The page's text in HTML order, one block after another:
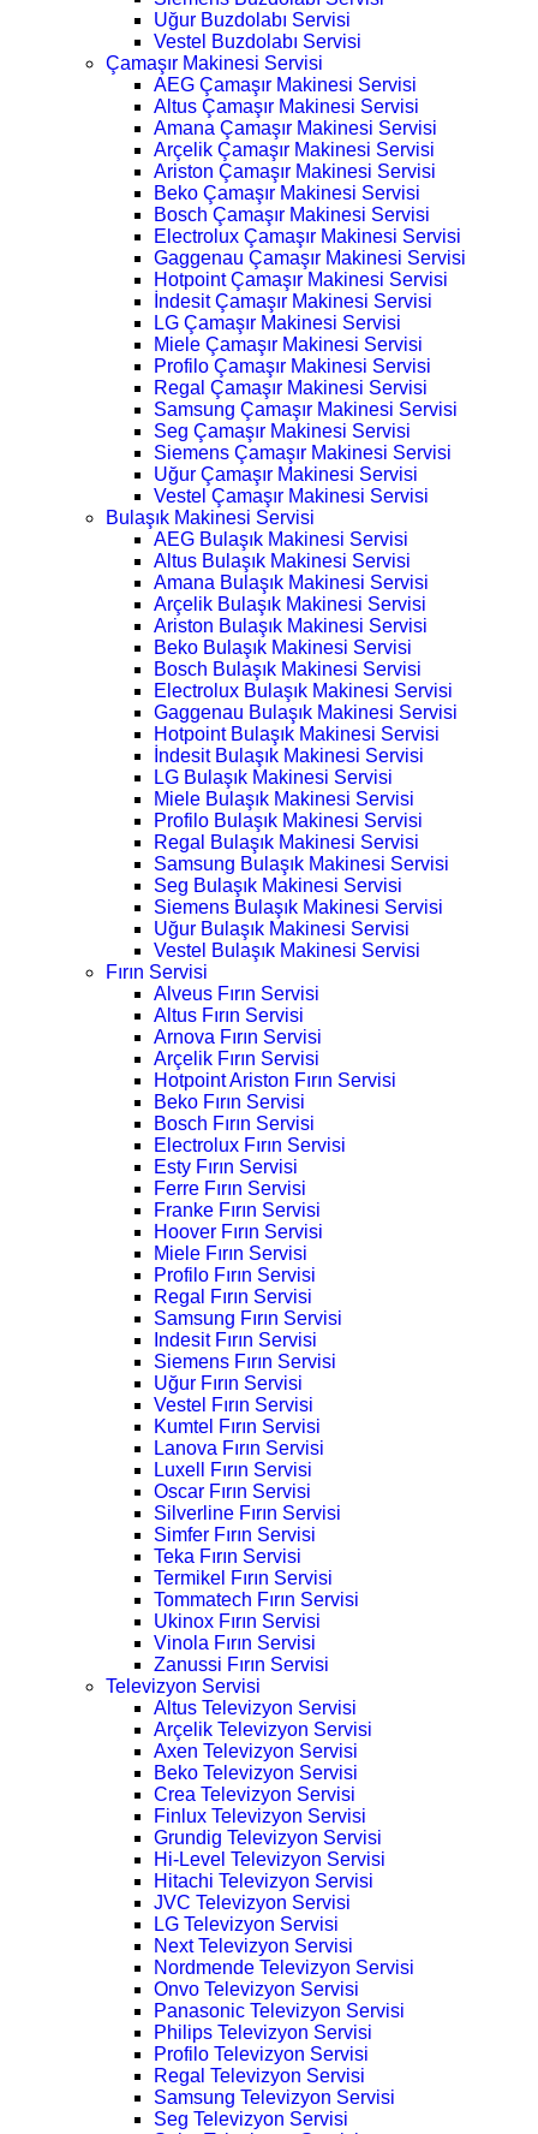
Uğur Buzdolabı Servisi
Vestel Buzdolabı Servisi
Çamaşır Makinesi Servisi
AEG Çamaşır Makinesi Servisi
Altus Çamaşır Makinesi Servisi
Amana Çamaşır Makinesi Servisi
Arçelik Çamaşır Makinesi Servisi
Ariston Çamaşır Makinesi Servisi
Beko Çamaşır Makinesi Servisi
Bosch Çamaşır Makinesi Servisi
Electrolux Çamaşır Makinesi Servisi
Gaggenau Çamaşır Makinesi Servisi
Hotpoint Çamaşır Makinesi Servisi
İndesit Çamaşır Makinesi Servisi
LG Çamaşır Makinesi Servisi
Miele Çamaşır Makinesi Servisi
Profilo Çamaşır Makinesi Servisi
Regal Çamaşır Makinesi Servisi
Samsung Çamaşır Makinesi Servisi
Seg Çamaşır Makinesi Servisi
Siemens Çamaşır Makinesi Servisi
Uğur Çamaşır Makinesi Servisi
Vestel Çamaşır Makinesi Servisi
Bulaşık Makinesi Servisi
AEG Bulaşık Makinesi Servisi
Altus Bulaşık Makinesi Servisi
Amana Bulaşık Makinesi Servisi
Arçelik Bulaşık Makinesi Servisi
Ariston Bulaşık Makinesi Servisi
Beko Bulaşık Makinesi Servisi
Bosch Bulaşık Makinesi Servisi
Electrolux Bulaşık Makinesi Servisi
Gaggenau Bulaşık Makinesi Servisi
Hotpoint Bulaşık Makinesi Servisi
İndesit Bulaşık Makinesi Servisi
LG Bulaşık Makinesi Servisi
Miele Bulaşık Makinesi Servisi
Profilo Bulaşık Makinesi Servisi
Regal Bulaşık Makinesi Servisi
Samsung Bulaşık Makinesi Servisi
Seg Bulaşık Makinesi Servisi
Siemens Bulaşık Makinesi Servisi
Uğur Bulaşık Makinesi Servisi
Vestel Bulaşık Makinesi Servisi
Fırın Servisi
Alveus Fırın Servisi
Altus Fırın Servisi
Arnova Fırın Servisi
Arçelik Fırın Servisi
Hotpoint Ariston Fırın Servisi
Beko Fırın Servisi
Bosch Fırın Servisi
Electrolux Fırın Servisi
Esty Fırın Servisi
Ferre Fırın Servisi
Franke Fırın Servisi
Hoover Fırın Servisi
Miele Fırın Servisi
Profilo Fırın Servisi
Regal Fırın Servisi
Samsung Fırın Servisi
Indesit Fırın Servisi
Siemens Fırın Servisi
Uğur Fırın Servisi
Vestel Fırın Servisi
Kumtel Fırın Servisi
Lanova Fırın Servisi
Luxell Fırın Servisi
Oscar Fırın Servisi
Silverline Fırın Servisi
Simfer Fırın Servisi
Teka Fırın Servisi
Termikel Fırın Servisi
Tommatech Fırın Servisi
Ukinox Fırın Servisi
Vinola Fırın Servisi
Zanussi Fırın Servisi
Televizyon Servisi
Altus Televizyon Servisi
Arçelik Televizyon Servisi
Axen Televizyon Servisi
Beko Televizyon Servisi
Crea Televizyon Servisi
Finlux Televizyon Servisi
Grundig Televizyon Servisi
Hi-Level Televizyon Servisi
Hitachi Televizyon Servisi
JVC Televizyon Servisi
LG Televizyon Servisi
Next Televizyon Servisi
Nordmende Televizyon Servisi
Onvo Televizyon Servisi
Panasonic Televizyon Servisi
Philips Televizyon Servisi
Profilo Televizyon Servisi
Regal Televizyon Servisi
Samsung Televizyon Servisi
Seg Televizyon Servisi